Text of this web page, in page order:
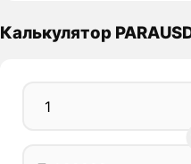
Калькулятор